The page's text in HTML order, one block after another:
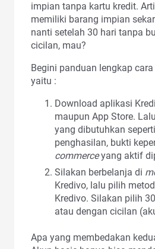
impian tanpa kartu kredit.
memiliki barang impian
nanti setelah 30 hari tanpa
cicilan, mau?
Begini panduan lengkap
yaitu :
Download aplikasi
maupun App Store.
yang dibutuhkan
penghasilan, bukti
commerceyang aktif
Silakan berbelanja di
Kredivo, lalu pilih
Kredivo. Silakan pilih
atau dengan cicilan
Apa yang membedakan